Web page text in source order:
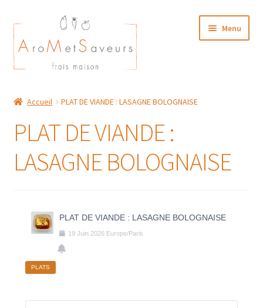
Aller
à
la
navigation
Aller
au
contenu
Menu
Accueil PLAT DE VIANDE : LASAGNE BOLOGNAISE
PLAT DE VIANDE :
LASAGNE BOLOGNAISE
PLAT DE VIANDE : LASAGNE BOLOGNAISE
19 Juin 2026 Europe/Paris
PLATS